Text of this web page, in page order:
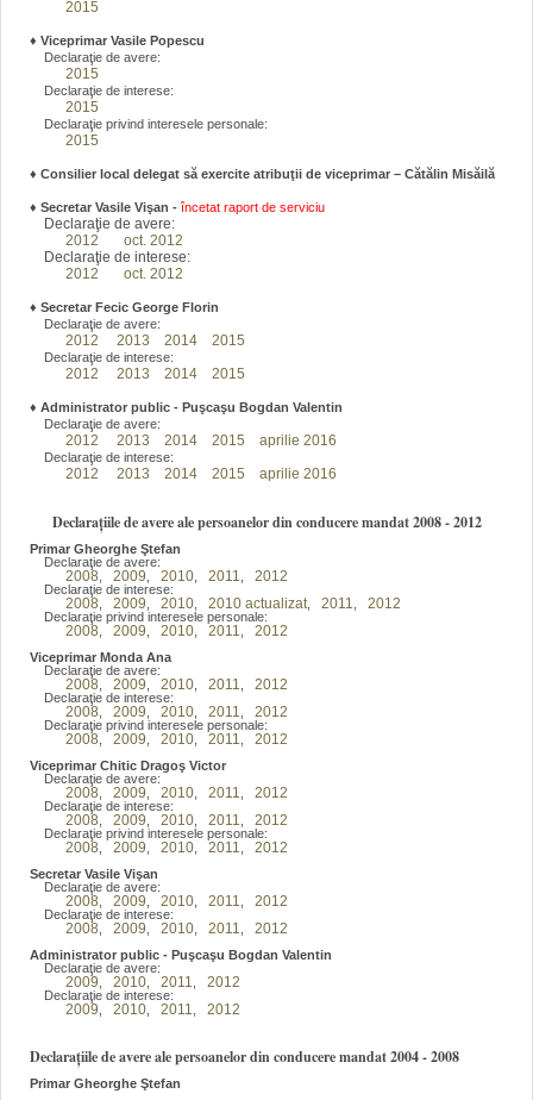
2015
♦ Viceprimar Vasile Popescu
Declaraţie de avere:
2015
Declaraţie de interese:
2015
Declaraţie privind interesele personale:
2015
♦ Consilier local delegat să exercite atribuţii de viceprimar – Cătălin Misăilă
♦ Secretar Vasile Vişan - încetat raport de serviciu
Declaraţie de avere:
2012
oct. 2012
Declaraţie de interese:
2012
oct. 2012
♦ Secretar Fecic George Florin
Declaraţie de avere:
2012 2013 2014 2015
Declaraţie de interese:
2012 2013 2014 2015
♦ Administrator public - Puşcaşu Bogdan Valentin
Declaraţie de avere:
2012 2013 2014 2015 aprilie 2016
Declaraţie de interese:
2012 2013 2014 2015 aprilie 2016
Declarațiile de avere ale persoanelor din conducere mandat 2008 - 2012
Primar Gheorghe Ştefan
Declaraţie de avere:
2008 2009 2010 2011 2012
Declaraţie de interese:
2008 2009 2010 2010 actualizat 2011 2012
Declaraţie privind interesele personale:
2008 2009 2010 2011 2012
Viceprimar Monda Ana
Declaraţie de avere:
2008 2009 2010 2011 2012
Declaraţie de interese:
2008 2009 2010 2011 2012
Declaraţie privind interesele personale:
2008 2009 2010 2011 2012
Viceprimar Chitic Dragoş Victor
Declaraţie de avere:
2008 2009 2010 2011 2012
Declaraţie de interese:
2008 2009 2010 2011 2012
Declaraţie privind interesele personale:
2008 2009 2010 2011 2012
Secretar Vasile Vişan
Declaraţie de avere:
2008 2009 2010 2011 2012
Declaraţie de interese:
2008 2009 2010 2011 2012
Administrator public - Puşcaşu Bogdan Valentin
Declaraţie de avere:
2009 2010 2011 2012
Declaraţie de interese:
2009 2010 2011 2012
Declarațiile de avere ale persoanelor din conducere mandat 2004 - 2008
Primar Gheorghe Ştefan